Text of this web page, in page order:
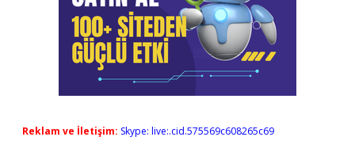
Reklam ve İletişim: Skype: live:.cid.575569c608265c69